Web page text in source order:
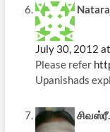
July 30, 2012
Please refer
Upanishads